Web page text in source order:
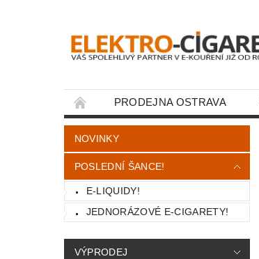
PRODEJNA OSTRAVA
KONTAKTY
NOVINKY
POSLEDNÍ ŠANCE!
E-LIQUIDY!
JEDNORÁZOVÉ E-CIGARETY!
VÝPRODEJ